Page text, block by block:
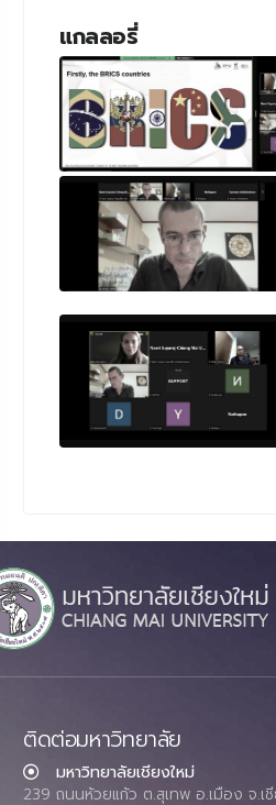
แกลลอรี่
ติดต่อมหาวิทยาลัย
มหาวิทยาลัยเชียงใหม่
239 ถนนห้วยแก้ว ต.สุเทพ อ.เมือง จ.เ